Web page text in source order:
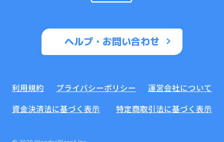
ヘルプ・お問い合わせ
利用規約 プライバシーポリシー
運営会社について
資金決済法に基づく表示
特定商取引法に基づく表示